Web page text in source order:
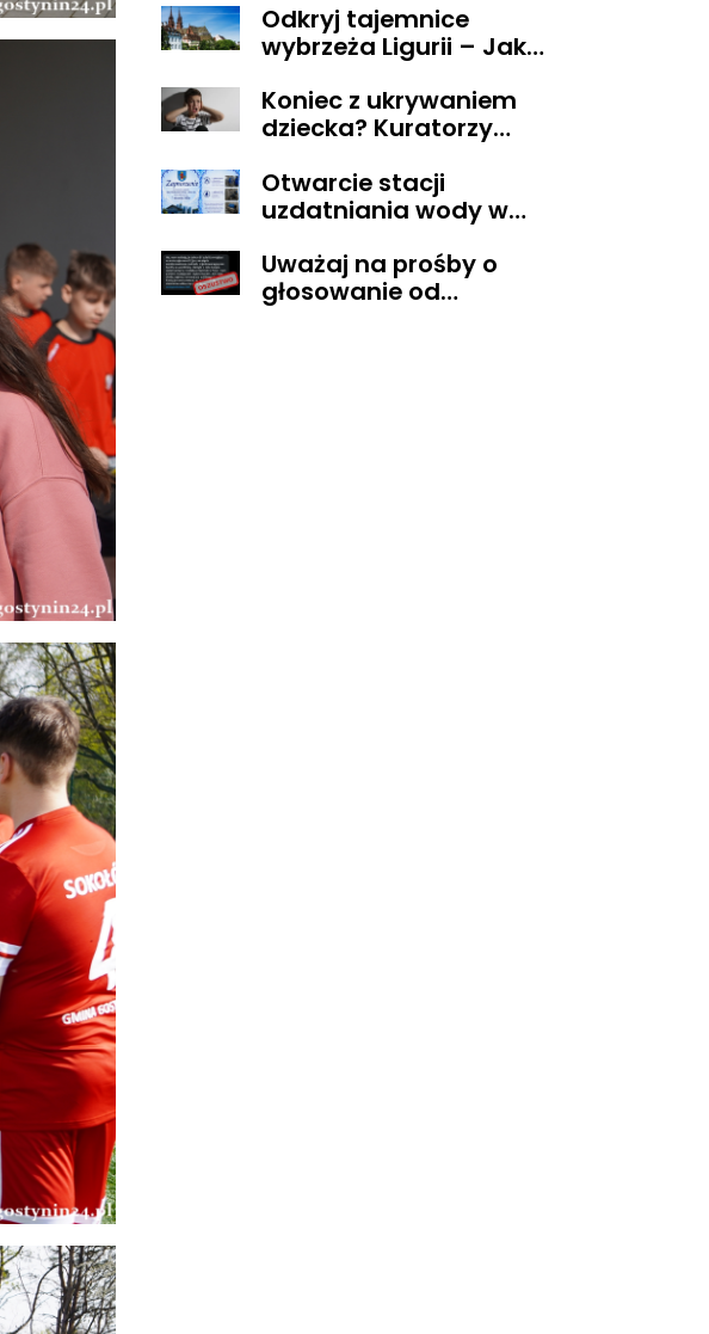
Diecezji Płockiej na
Jasną Górę
Odkryj tajemnice
wybrzeża Ligurii – Jak
chwile w krainie pesto i
słońca
Koniec z ukrywaniem
dziecka? Kuratorzy
jakich nie mieli
Otwarcie stacji
uzdatniania wody w
Uważaj na prośby o
głosowanie od